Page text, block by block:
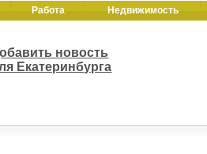
Работа Недвижимость
новость
Екатеринбурга